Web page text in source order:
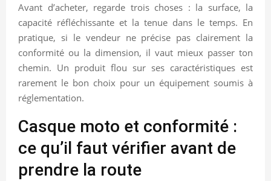
Avant d’acheter, regarde trois choses : la surface, la
capacité réfléchissante et la tenue dans le temps. En
pratique, si le vendeur ne précise pas clairement la
conformité ou la dimension, il vaut mieux passer ton
chemin. Un produit flou sur ses caractéristiques est
rarement le bon choix pour un équipement soumis à
réglementation.
Casque moto et conformité :
ce qu’il faut vérifier avant de
prendre la route